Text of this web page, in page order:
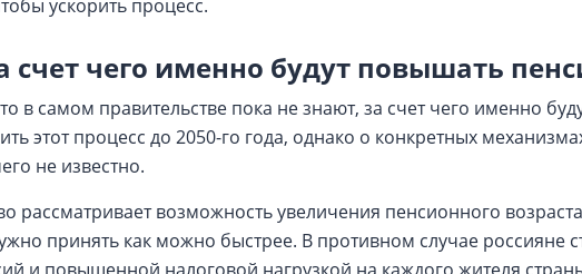
ускорить процесс.
счет чего именно будут повышать
в самом правительстве пока не знают, за счет чего именно
этот процесс до 2050-го года, однако о конкретных
не известно.
рассматривает возможность увеличения пенсионного
принять как можно быстрее. В противном случае россияне